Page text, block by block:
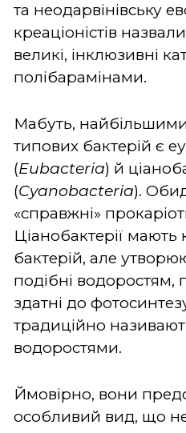
та неодарвінівську
креаціоністів
великі, інклюзивні
полібарамінами.
Мабуть,
типових бактерій є
(Eubacteria) й
(Cyanobacteria).
«справжні»
Ціанобактерії мають
бактерій, але
подібні водоростям,
здатні до
традиційно
водоростями.
Ймовірно, вони
особливий вид, що не